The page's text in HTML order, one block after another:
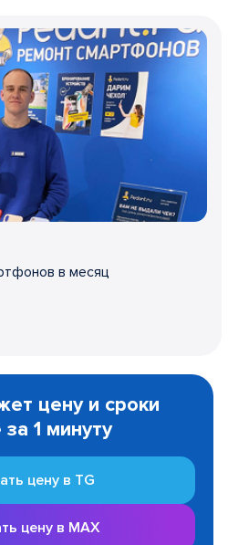
в месяц
цену и сроки
1 минуту
цену в TG
цену в MAX